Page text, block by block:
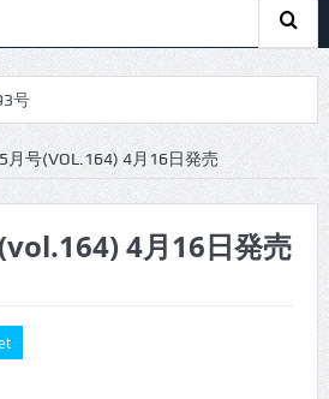
号
号
号
号
号
号
月号(VOL.164) 4月16日発売
4月16日発売